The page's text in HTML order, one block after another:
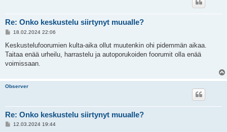
Re: Onko keskustelu siirtynyt muualle?
V
e
t
i
18.02.2024 22:06
Keskustelufoorumien kulta-aika ollut muutenkin ohi pidemmän aikaa.
Taitaa enää urheilu, harrastelu ja autoporukoiden foorumit olla enää
voimissaan.
Observer
Re: Onko keskustelu siirtynyt muualle?
V12.03.2024 19:44